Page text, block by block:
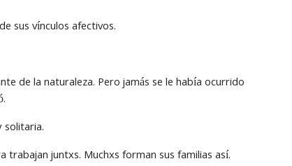
sus vínculos afectivos.
de la naturaleza. Pero jamás se le había ocurrido
solitaria.
juntxs. Muchxs forman sus familias así.